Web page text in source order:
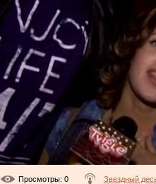
Просмотры: 0 Звездный